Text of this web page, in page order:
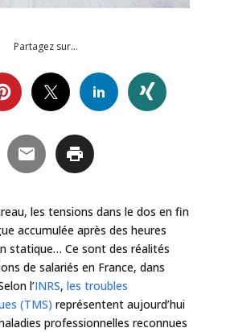
Partagez sur…
les tensions dans le dos en fin
accumulée après des heures
statique… Ce sont des réalités
de salariés en France, dans
l’INRS, les troubles
(TMS) représentent aujourd’hui
professionnelles reconnues